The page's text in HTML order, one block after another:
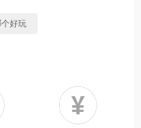
好玩